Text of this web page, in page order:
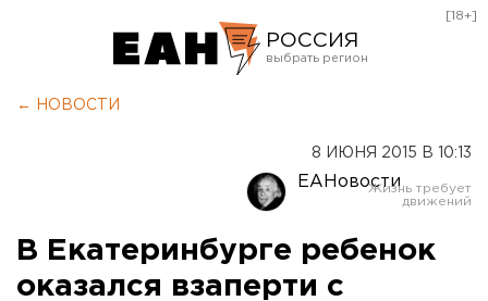
РОССИЯ
Оренбург
[18+]
← НОВОСТИ
8 ИЮНЯ 2015 В 10:13
ЕАНовости
В Екатеринбурге ребенок
оказался взаперти с